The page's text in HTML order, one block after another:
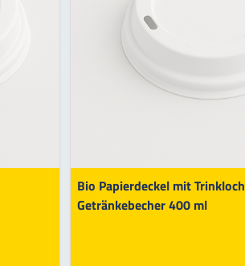
Bio Papierdeckel mit
Getränkebecher 400 ml